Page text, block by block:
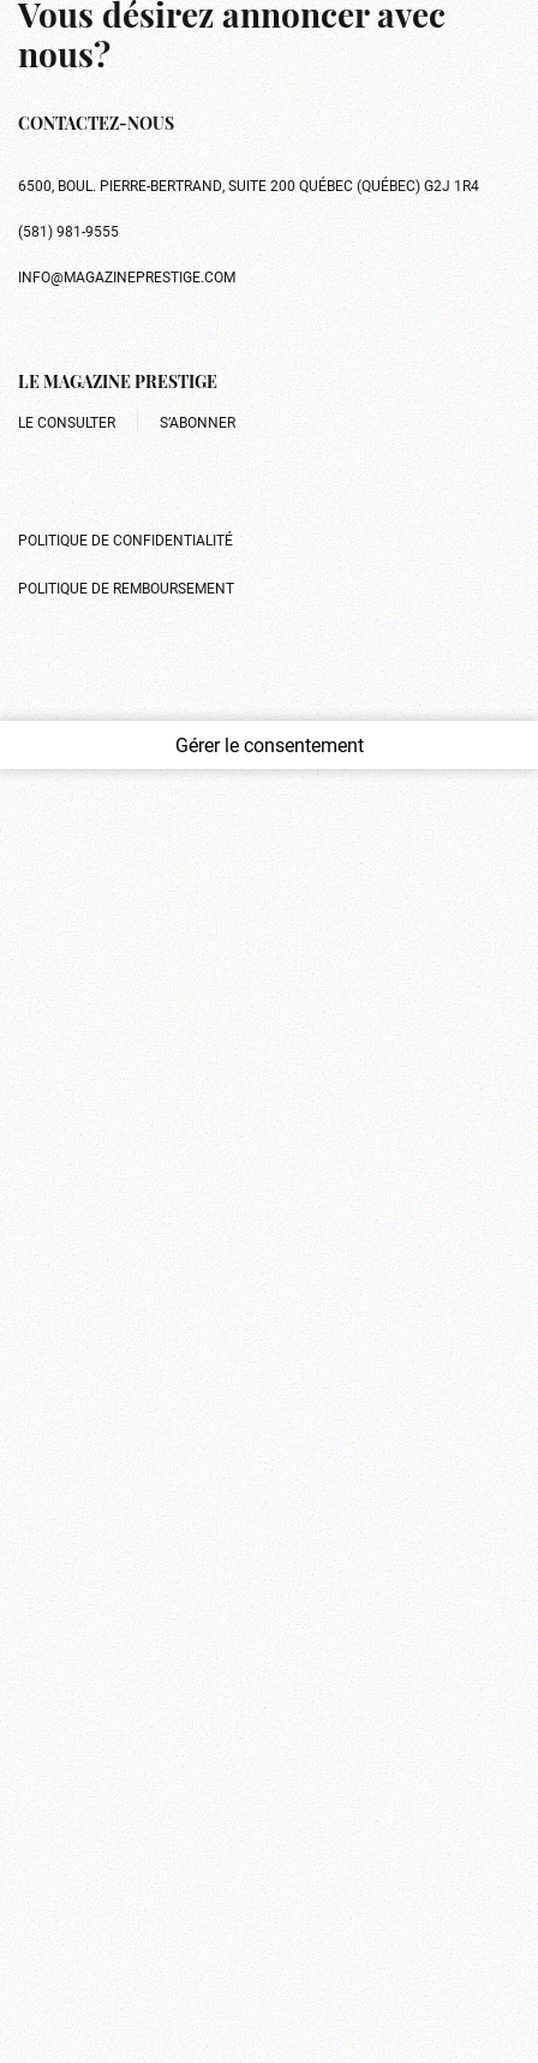
Vous désirez annoncer avec
nous?
CONTACTEZ-NOUS
6500, BOUL. PIERRE-BERTRAND, SUITE 200 QUÉBEC (QUÉBEC) G2J 1R4
(581) 981-9555
INFO@MAGAZINEPRESTIGE.COM
LE MAGAZINE PRESTIGE
LE CONSULTER S’ABONNER
POLITIQUE DE CONFIDENTIALITÉ
POLITIQUE DE REMBOURSEMENT
Gérer le consentement